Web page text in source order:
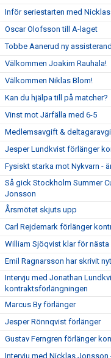
Inför seriestarten med
Oscar Olofsson till A-laget
Tobbe Aanerud ny
Välkommen Joakim Rauhala!
Välkommen Niklas Blom!
Kan du hjälpa till på matcher?
Vinst mot Järfälla med 6-5
Medlemsavgift &
Jesper Lundkvist förlänger
Fysiskt starka mot Nykvarn -
Så gick Stockholm Summer
Jonsson
Årsmötet skjuts upp
Carl Rejdemark förlänger
William Sjöqvist klar för
Emil Ragnarsson har skrivit
Intervju med Jonathan
kontraktsförlängningen
Marcus By förlänger
Jesper Rönnqvist förlänger
Gustav Ferngren förlänger
Intervju med Nicklas Jonsson